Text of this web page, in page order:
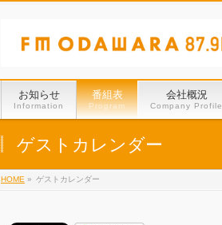
お知らせ
Information
番組表
Program
会社概況
Company Profile
ゲストカレンダー
HOME » ゲストカレンダー
01:00
02:00
03:00
04:00